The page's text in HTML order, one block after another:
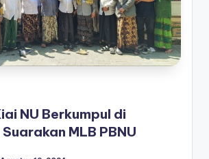
NU Berkumpul di
MLB PBNU